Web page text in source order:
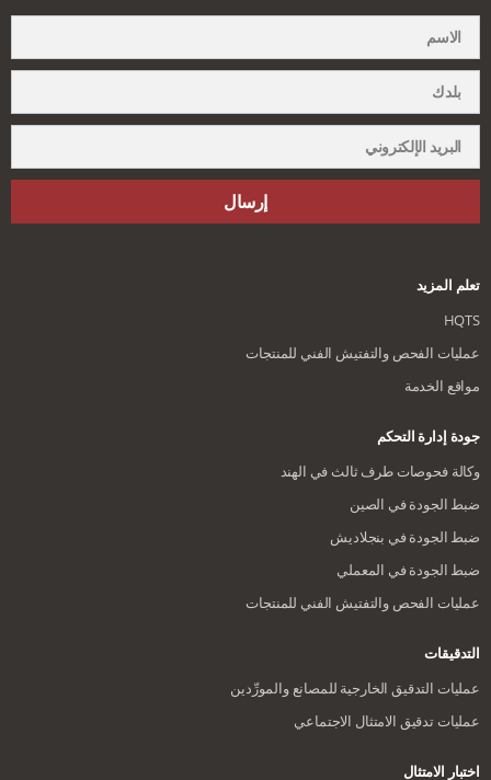
إرسال
تعلم المزيد
HQTS
عمليات الفحص والتفتيش الفني للمنتجات
مواقع الخدمة
جودة إدارة التحكم
وكالة فحوصات طرف ثالث في الهند
ضبط الجودة في الصين
ضبط الجودة في بنجلاديش
ضبط الجودة في المعملي
عمليات الفحص والتفتيش الفني للمنتجات
التدقيقات
عمليات التدقيق الخارجية للمصانع والمورِّدين
عمليات تدقيق الامتثال الاجتماعي
اختبار الامتثال